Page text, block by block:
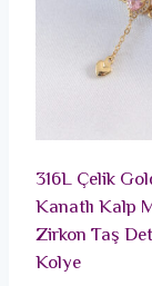
316L Çelik
Kanatlı Kalp
Zirkon Taş
Kolye